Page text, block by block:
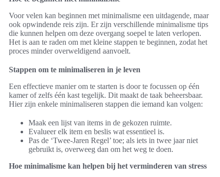
Voor velen kan beginnen met minimalisme een uitdagende, maar
ook opwindende reis zijn. Er zijn verschillende minimalisme tips
die kunnen helpen om deze overgang soepel te laten verlopen.
Het is aan te raden om met kleine stappen te beginnen, zodat het
proces minder overweldigend aanvoelt.
Stappen om te minimaliseren in je leven
Een effectieve manier om te starten is door te focussen op één
kamer of zelfs één kast tegelijk. Dit maakt de taak beheersbaar.
Hier zijn enkele minimaliseren stappen die iemand kan volgen:
Maak een lijst van items in de gekozen ruimte.
Evalueer elk item en beslis wat essentieel is.
Pas de ‘Twee-Jaren Regel’ toe; als iets in twee jaar niet
gebruikt is, overweeg dan om het weg te doen.
Hoe minimalisme kan helpen bij het verminderen van stress